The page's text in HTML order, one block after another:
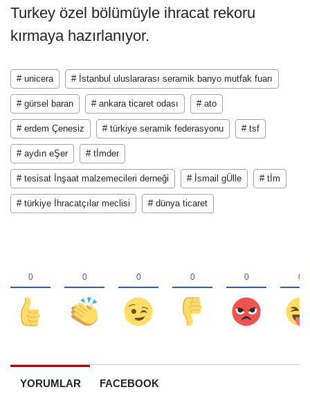
Turkey özel bölümüyle ihracat rekoru
kırmaya hazırlanıyor.
# unicera # İstanbul uluslararası seramik banyo mutfak fuarı
# gürsel baran # ankara ticaret odası # ato
# erdem Çenesiz # türkiye seramik federasyonu # tsf
# aydın eŞer # tİmder
# tesisat İnşaat malzemecileri derneği # İsmail gÜlle # tİm
# türkiye İhracatçılar meclisi # dünya ticaret
YORUMLAR FACEBOOK